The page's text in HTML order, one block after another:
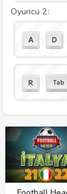
Oyuncu 2: